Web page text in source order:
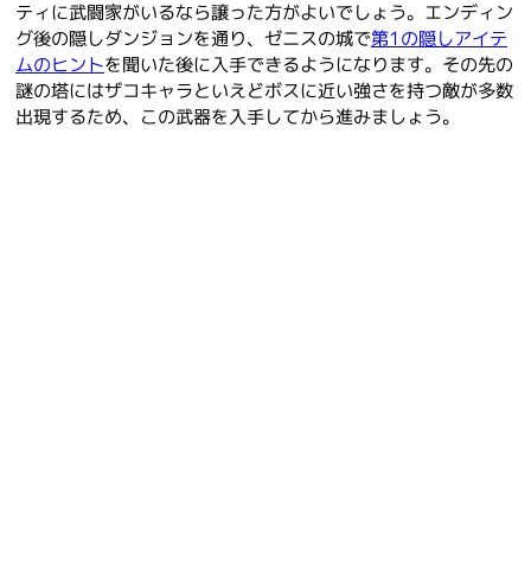
ティに武闘家がいるなら譲った方がよいでしょう。エンディン
グ後の隠しダンジョンを通り、ゼニスの城で第1の隠しアイテ
ムのヒントを聞いた後に入手できるようになります。その先の
謎の塔にはザコキャラといえどボスに近い強さを持つ敵が多数
出現するため、この武器を入手してから進みましょう。